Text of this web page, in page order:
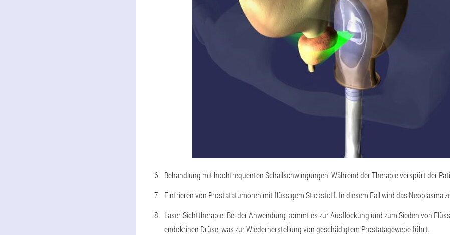
Behandlung mit hochfrequenten Schallschwingungen. Während der Therapie verspürt der
Einfrieren von Prostatatumoren mit flüssigem Stickstoff. In diesem Fall wird das Neoplasma
Laser-Sichttherapie. Bei der Anwendung kommt es zur Ausflockung und zum Sieden von
endokrinen Drüse, was zur Wiederherstellung von geschädigtem Prostatagewebe führt.